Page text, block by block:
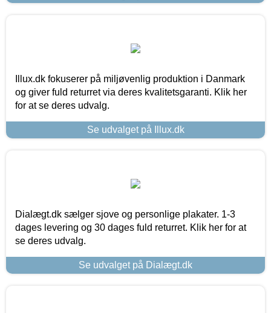
Illux.dk fokuserer på miljøvenlig produktion i Danmark
og giver fuld returret via deres kvalitetsgaranti. Klik her
for at se deres udvalg.
Se udvalget på Illux.dk
Dialægt.dk sælger sjove og personlige plakater. 1-3
dages levering og 30 dages fuld returret. Klik her for at
se deres udvalg.
Se udvalget på Dialægt.dk